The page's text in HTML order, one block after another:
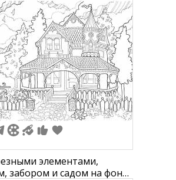
элементами,
забором и садом на фоне